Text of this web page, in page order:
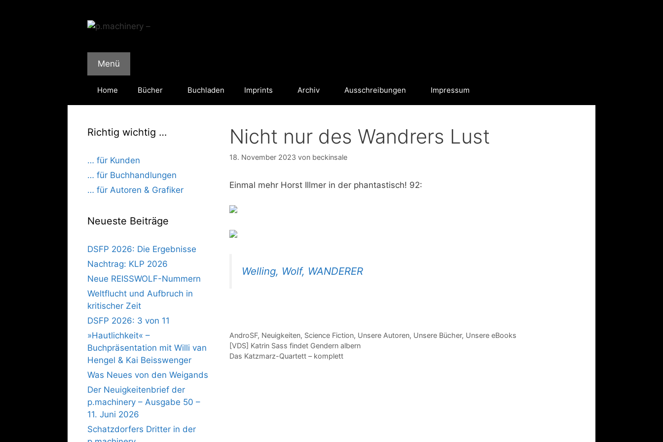
Menü
Home Bücher Buchladen Imprints Archiv Ausschreibungen Impressum
Nicht nur des Wandrers Lust
18. November 2023 von beckinsale
Einmal mehr Horst Illmer in der phantastisch! 92:
Welling, Wolf, WANDERER
Kategorien
AndroSF, Neuigkeiten, Science Fiction, Unsere Autoren, Unsere Bücher, Unsere eBooks
[VDS] Katrin Sass findet Gendern albern
Das Katzmarz-Quartett – komplett
Richtig wichtig …
… für Kunden
… für Buchhandlungen
… für Autoren & Grafiker
Neueste Beiträge
DSFP 2026: Die Ergebnisse
Nachtrag: KLP 2026
Neue REISSWOLF-Nummern
Weltflucht und Aufbruch in
kritischer Zeit
DSFP 2026: 3 von 11
»Hautlichkeit« –
Buchpräsentation mit Willi van
Hengel & Kai Beisswenger
Was Neues von den Weigands
Der Neuigkeitenbrief der
p.machinery – Ausgabe 50 –
11. Juni 2026
Schatzdorfers Dritter in der